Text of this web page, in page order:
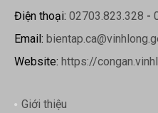
Điện thoại: 02703.823.328 -
Email:
Website: https://
Giới thiệu